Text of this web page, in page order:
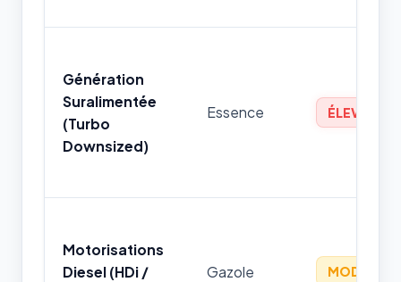
Génération
Suralimentée
(Turbo
Downsized)
Essence ÉLEVÉ
Motorisations
Diesel (HDi /
Gazole MODÉRÉ